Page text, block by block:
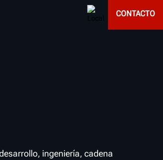
CONTACTO
ingeniería, cadena